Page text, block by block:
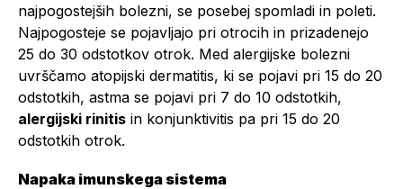
najpogostejših bolezni, se posebej spomladi in poleti.
Najpogosteje se pojavljajo pri otrocih in prizadenejo
25 do 30 odstotkov otrok. Med alergijske bolezni
uvrščamo atopijski dermatitis, ki se pojavi pri 15 do 20
odstotkih, astma se pojavi pri 7 do 10 odstotkih,
alergijski rinitis in konjunktivitis pa pri 15 do 20
odstotkih otrok.
Napaka imunskega sistema